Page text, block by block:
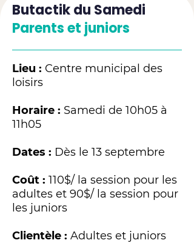
Butactik du Samedi
Parents et juniors
Lieu : Centre municipal des
loisirs
Horaire : Samedi de 10h05 à
11h05
Dates : Dès le 13 septembre
Coût : 110$/ la session pour les
adultes et 90$/ la session pour
les juniors
Clientèle : Adultes et juniors